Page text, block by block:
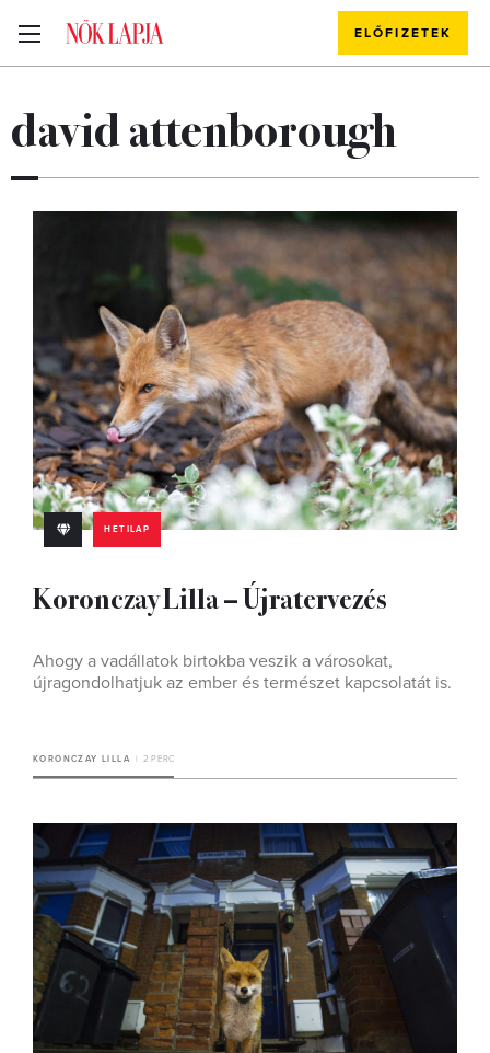
ELŐFIZETEK
david attenborough
HETILAP
Koronczay Lilla – Újratervezés
Ahogy a vadállatok birtokba veszik a városokat,
újragondolhatjuk az ember és természet kapcsolatát is.
KORONCZAY LILLA 2 PERC